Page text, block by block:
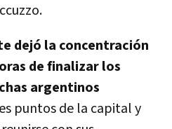
dejó la concentración
de finalizar los
argentinos
puntos de la capital y